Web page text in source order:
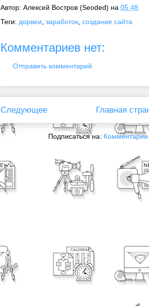
Автор: Алексей Востров (Seoded) на 05:48
Теги: дорвеи заработок создание сайта
Комментариев нет:
Отправить комментарий
Следующее Главная
Подписаться на: